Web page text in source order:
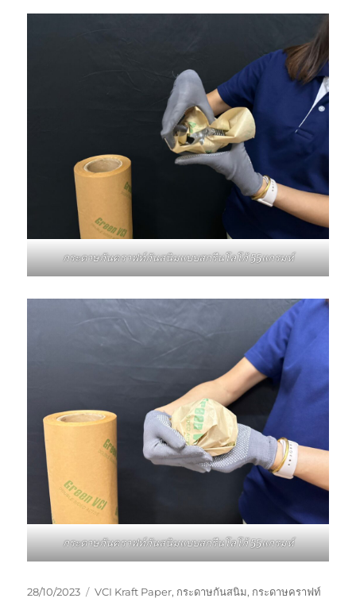
กระดาษกันคราฟท์กันสนิมแบบสกรีนโลโก้ 55แกรมห์
กระดาษกันคราฟท์กันสนิมแบบสกรีนโลโก้ 55แกรมห์
Posted
28/10/2023 Tags
VCI Kraft Paper, กระดาษกันสนิม, กระดาษคราฟท์